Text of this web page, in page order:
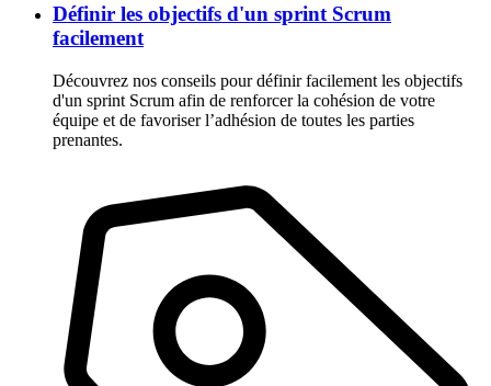
Définir les objectifs d'un sprint Scrum
facilement
Découvrez nos conseils pour définir facilement les objectifs
d'un sprint Scrum afin de renforcer la cohésion de votre
équipe et de favoriser l’adhésion de toutes les parties
prenantes.